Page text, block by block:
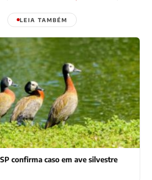
LEIA TAMBÉM
confirma caso em ave silvestre